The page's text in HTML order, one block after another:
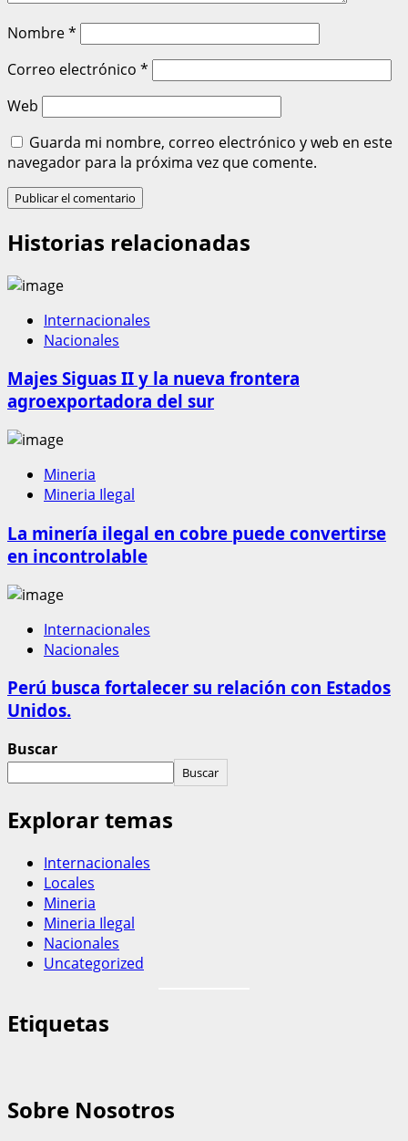
Nombre*
Correo electrónico *
Web
Guarda mi nombre, correo electrónico y web en este
navegador para la próxima vez que comente.
Historias relacionadas
Internacionales
Nacionales
Majes Siguas II y la nueva frontera
agroexportadora del sur
Mineria
Mineria Ilegal
La minería ilegal en cobre puede convertirse
en incontrolable
Internacionales
Nacionales
Perú busca fortalecer su relación con Estados
Unidos.
Buscar
Buscar
Explorar temas
Internacionales
Locales
Mineria
Mineria Ilegal
Nacionales
Uncategorized
Etiquetas
Sobre Nosotros